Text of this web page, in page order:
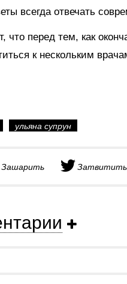
всегда отвечать
что перед тем, как
к нескольким
ульяна супрун
Зашарить Затвитить